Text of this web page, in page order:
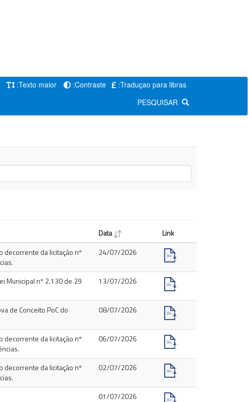
:Texto maior :Contraste :Traduçao para libras
PESQUISAR
Data
Link
decorrente da licitação nº
24/07/2026
Municipal nº 2.130 de 29
13/07/2026
de Conceito PoC do
08/07/2026
decorrente da licitação nº
06/07/2026
decorrente da licitação nº
02/07/2026
01/07/2026